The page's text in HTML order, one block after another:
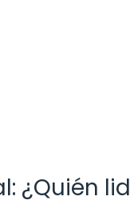
¿Quién